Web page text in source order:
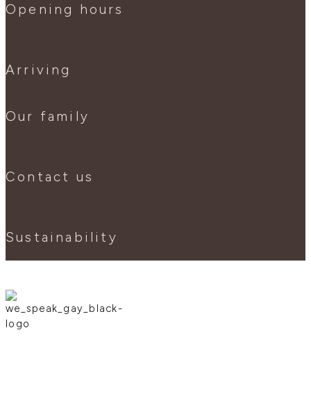
Opening hours
Arriving
Our family
Contact us
Sustainability